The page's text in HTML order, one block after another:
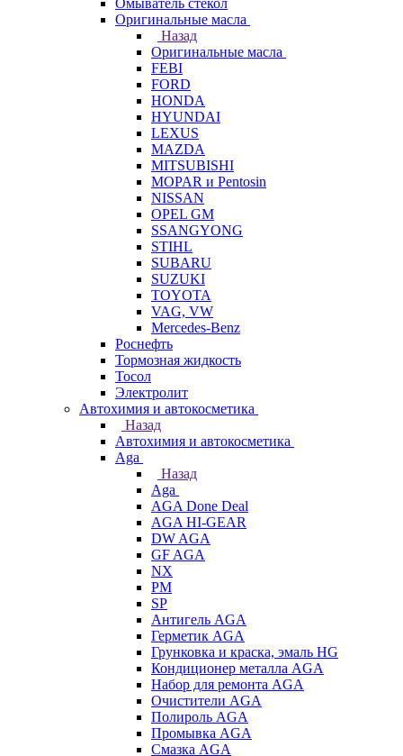
Омыватель стекол
Оригинальные масла
Назад
Оригинальные масла
FEBI
FORD
HONDA
HYUNDAI
LEXUS
MAZDA
MITSUBISHI
MOPAR и Pentosin
NISSAN
OPEL GM
SSANGYONG
STIHL
SUBARU
SUZUKI
TOYOTA
VAG, VW
Мercedes-Benz
Роснефть
Тормозная жидкость
Тосол
Электролит
Автохимия и автокосметика
Назад
Автохимия и автокосметика
Aga
Назад
Aga
AGA Done Deal
AGA HI-GEAR
DW AGA
GF AGA
NX
PM
SP
Антигель AGA
Герметик AGA
Грунковка и краска, эмаль HG
Кондиционер металла AGA
Набор для ремонта AGA
Очистители AGA
Полироль AGA
Промывка AGA
Смазка AGA